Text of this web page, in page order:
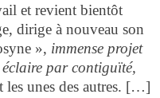
et revient bientôt
dirige à nouveau son
», immense projet
éclaire par contiguïté,
les unes des autres. […]